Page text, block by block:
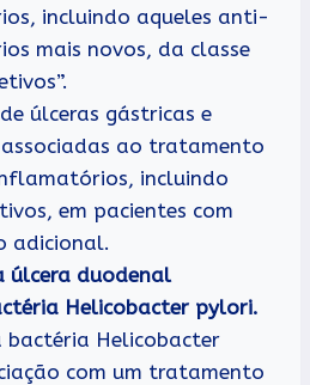
incluindo aqueles anti-
mais novos, da classe
úlceras gástricas e
ao tratamento
incluindo
em pacientes com
adicional.
úlcera duodenal
Helicobacter pylori.
bactéria Helicobacter
com um tratamento